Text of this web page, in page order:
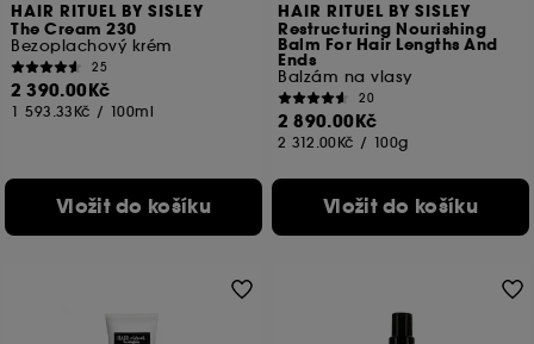
HAIR RITUEL BY SISLEY
The Cream 230
Bezoplachový krém
25
2 390.00Kč
1 593.33Kč / 100ml
Vložit do košíku
HAIR RITUEL BY SISLEY
Restructuring Nourishing
Balm For Hair Lengths And
Ends
Balzám na vlasy
20
2 890.00Kč
2 312.00Kč / 100g
Vložit do košíku